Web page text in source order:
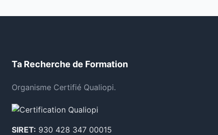
Ta Recherche de Formation
Organisme Certifié Qualiopi.
SIRET: 930 428 347 00015